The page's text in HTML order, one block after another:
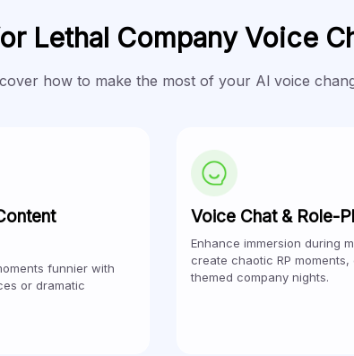
Lethal Company Voice
how to make the most of your Al voice
funnier with
or dramatic
Voice Chat & Role-
Enhance immersion during
create chaotic RP moments,
themed company nights.